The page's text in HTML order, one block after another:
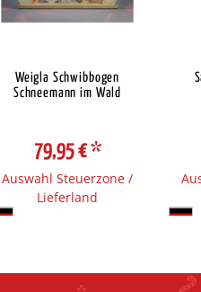
Weigla Schwibbogen
Schneemann im Wald
79,95 €*
Auswahl Steuerzone /
Lieferland